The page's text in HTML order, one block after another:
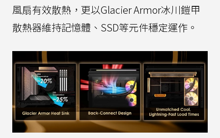
風扇有效散熱，更以Glacier Armor冰川鎧甲
散熱器維持記憶體、SSD等元件穩定運作。